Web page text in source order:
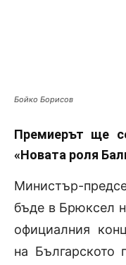
Бойко Борисов
Премиерът ще
«Новата роля
Министър-
бъде в Брюксел
официалния
на Българското